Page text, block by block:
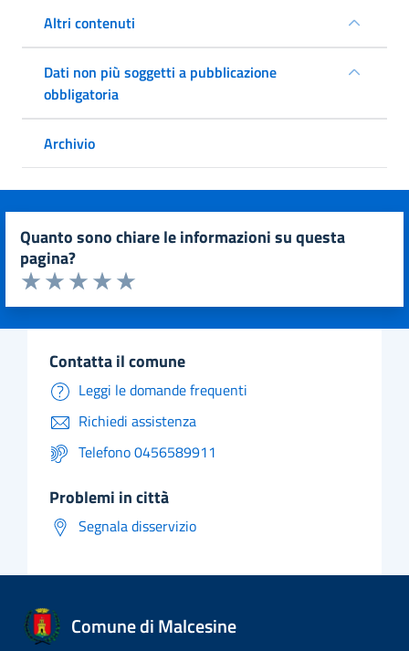
Altri contenuti
Dati non più soggetti a pubblicazione
obbligatoria
Archivio
quanto sono chiare le informazioni su questa
pagina?
Valuta da 1 a 5 stelle la pagina
Valuta 5 stelle su 5
Valuta 4 stelle su 5
Valuta 3 stelle su 5
Valuta 2 stelle su 5
Valuta 1 stelle su 5
contatta il comune
Leggi le domande frequenti
Richiedi assistenza
Telefono 0456589911
problemi in città
Segnala disservizio
Comune di Malcesine